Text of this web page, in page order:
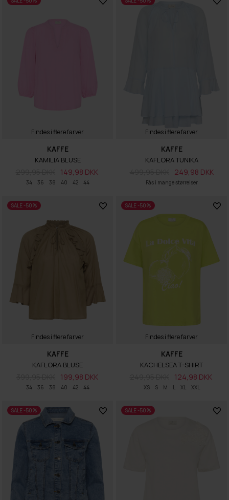
Findes i flere farver
34 36 38 40 42 44
KAFFE
KAMILIA BLUSE
149,98 DKK
Findes i flere farver
Fås i mange størrelser
KAFFE
KAFLORA TUNIKA
249,98 DKK
SALE -50%
Findes i flere farver
34 36 38 40 42 44
KAFFE
KAFLORA BLUSE
199,98 DKK
SALE -50%
Findes i flere farver
XS S M L XL XXL
KAFFE
KACHELSEA T-SHIRT
124,98 DKK
SALE -50% SALE -50%